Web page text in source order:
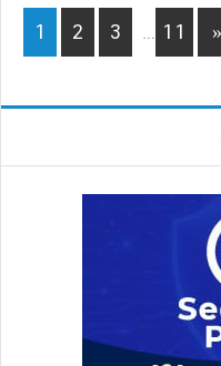
Page
1 Page
2 Page
3
Interim
pages
… Page
11 »